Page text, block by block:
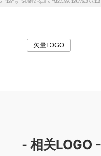
矢量LOGO
- 相关LOGO -